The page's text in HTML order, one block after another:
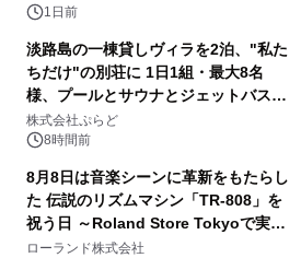
ボグッズも発売決定！
1日前
淡路島の一棟貸しヴィラを2泊、"私た
ちだけ"の別荘に 1日1組・最大8名
様、プールとサウナとジェットバス付
きで Villa Mon Temps AWAJIの連泊
素泊りプラン
株式会社ぷらど
8時間前
8月8日は音楽シーンに革新をもたらし
た 伝説のリズムマシン「TR-808」を
祝う日 ～Roland Store Tokyoで実機
を展示しての 記念キャンペーンを開
ローランド株式会社